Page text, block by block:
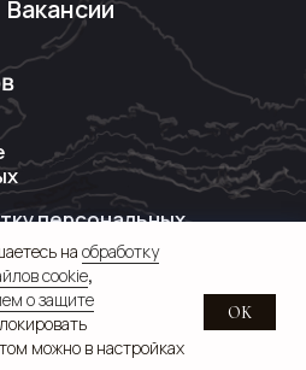
на обработку
cookie,
о защите
можно в настройках
OK